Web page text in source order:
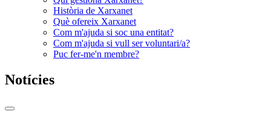
Història de Xarxanet
Què ofereix Xarxanet
Com m'ajuda si soc una entitat?
Com m'ajuda si vull ser voluntari/a?
Puc fer-me'n membre?
Notícies
Commutador